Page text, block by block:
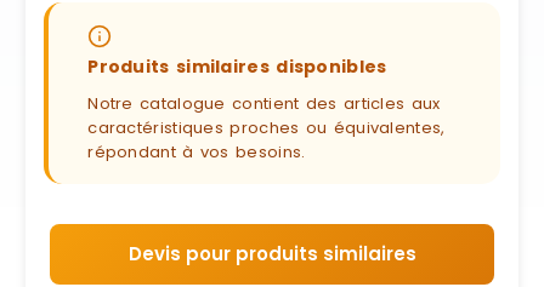
Produits similaires disponibles
Notre catalogue contient des articles aux
caractéristiques proches ou équivalentes,
répondant à vos besoins.
Devis pour produits similaires